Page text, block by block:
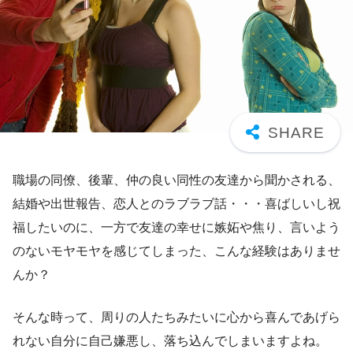
職場の同僚、後輩、仲の良い同性の友達から聞かされる、
結婚や出世報告、恋人とのラブラブ話・・・喜ばしいし祝
福したいのに、一方で友達の幸せに嫉妬や焦り、言いよう
のないモヤモヤを感じてしまった、こんな経験はありませ
んか？
そんな時って、周りの人たちみたいに心から喜んであげら
れない自分に自己嫌悪し、落ち込んでしまいますよね。